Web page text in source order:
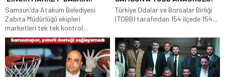
Samsun'da Atakum Belediyesi
Zabıta Müdürlüğü ekipleri
marketleri tek tek kontrol...
Türkiye Odalar ve Borsalar Birliği
(TOBB) tarafından 154 ilçede 154...